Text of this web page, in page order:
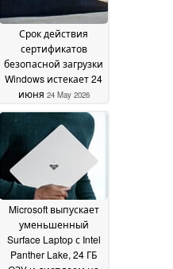
Срок действия
сертификатов
безопасной загрузки
Windows истекает 24
июня 24 May 2026
Microsoft выпускает
уменьшенный
Surface Laptop с Intel
Panther Lake, 24 ГБ